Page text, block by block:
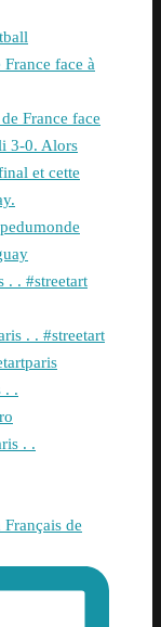
face à
. . #streetart
. .
de